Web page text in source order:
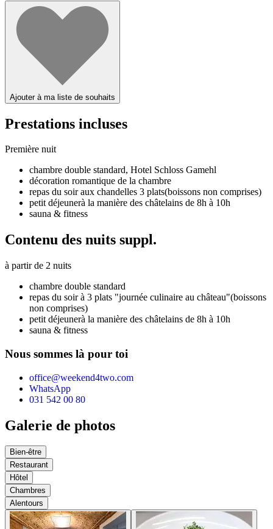
Ajouter à ma liste de souhaits
Prestations incluses
Première nuit
chambre double standard, Hotel Schloss Gamehl
décoration romantique de la chambre
repas du soir aux chandelles 3 plats(boissons non comprises)
petit déjeunerà la manière des châtelains de 8h à 10h
sauna & fitness
Contenu des nuits suppl.
à partir de 2 nuits
chambre double standard
repas du soir à 3 plats "journée culinaire au château"(boissons
non comprises)
petit déjeunerà la manière des châtelains de 8h à 10h
sauna & fitness
Nous sommes là pour toi
office@weekend4two.com
WhatsApp
031 542 00 80
Galerie de photos
Bien-être
Restaurant
Hôtel
Chambres
Alentours